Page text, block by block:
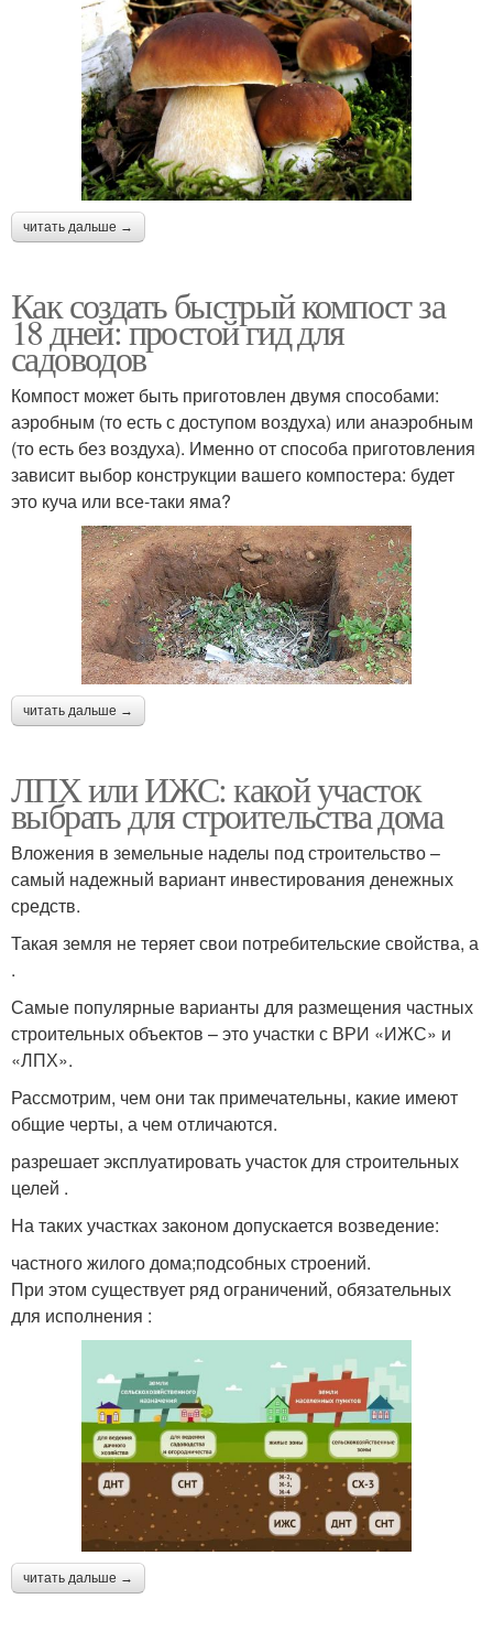
читать дальше →
Как создать быстрый компост за
18 дней: простой гид для
садоводов
Компост может быть приготовлен двумя способами:
аэробным (то есть с доступом воздуха) или анаэробным
(то есть без воздуха). Именно от способа приготовления
зависит выбор конструкции вашего компостера: будет
это куча или все-таки яма?
читать дальше →
ЛПХ или ИЖС: какой участок
выбрать для строительства дома
Вложения в земельные наделы под строительство –
самый надежный вариант инвестирования денежных
средств.
Такая земля не теряет свои потребительские свойства, а
.
Самые популярные варианты для размещения частных
строительных объектов – это участки с ВРИ «ИЖС» и
«ЛПХ».
Рассмотрим, чем они так примечательны, какие имеют
общие черты, а чем отличаются.
разрешает эксплуатировать участок для строительных
целей .
На таких участках законом допускается возведение:
частного жилого дома;подсобных строений.
При этом существует ряд ограничений, обязательных
для исполнения :
читать дальше →